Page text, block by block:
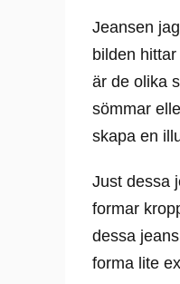
Jeansen
bilden hittar
är de olika
sömmar
skapa en
Just dessa
formar
dessa
forma lite